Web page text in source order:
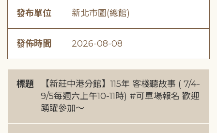
發布單位 新北市圖(總館)
發佈時間 2026-08-08
標題
【新莊中港分館】115年 客棧聽故事 ( 7/4-
9/5每週六上午10-11時) #可單場報名 歡迎
踴躍參加～